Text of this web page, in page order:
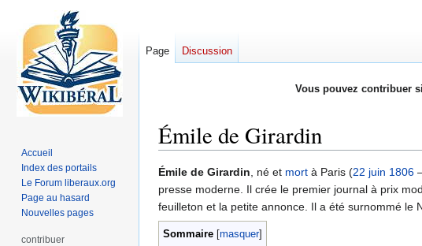
Vous pouvez contribuer
Émile de Girardin
Aller
à
la
navigation
Aller
à
la
recherche
Émile de Girardin, né et mort à Paris (22 juin 1806
presse moderne. Il crée le premier journal à prix
feuilleton et la petite annonce. Il a été surnommé le
Sommaire
Page Discussion
Accueil
Index des portails
Le Forum liberaux.org
Page au hasard
Nouvelles pages
contribuer